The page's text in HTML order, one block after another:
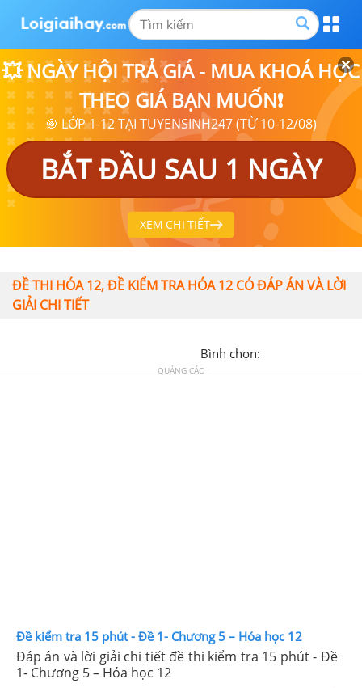
💥 NGÀY HỘI TRẢ GIÁ - MUA KHOÁ HỌC
THEO GIÁ BẠN MUỐN❗
🎯 LỚP 1-12 TẠI TUYENSINH247 (TỪ 10-12/08)
BẮT ĐẦU SAU 1 NGÀY
XEM CHI TIẾT
ĐỀ THI HÓA 12, ĐỀ KIỂM TRA HÓA 12 CÓ ĐÁP ÁN VÀ LỜI
GIẢI CHI TIẾT
Bình chọn:
QUẢNG CÁO
Đề kiểm tra 15 phút - Đề 1- Chương 5 – Hóa học 12
Đáp án và lời giải chi tiết đề thi kiểm tra 15 phút - Đề
1- Chương 5 – Hóa học 12